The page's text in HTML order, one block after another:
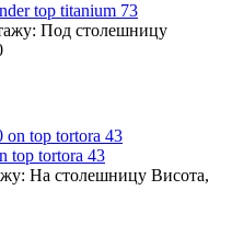
top titanium 73
Под столешницу
top tortora 43
На столешницу Висота,